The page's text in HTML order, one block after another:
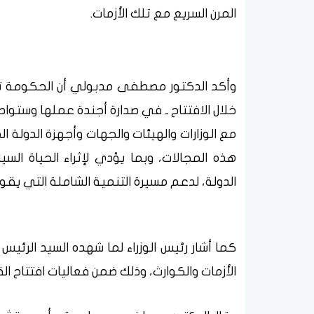
المرن السريع مع تلك الأزمات.
وأكد الدكتور مصطفى مدبولي أن الحكومة
خلال الافتتاح ـ في صدارة أجندة عملها
مع الوزارات والهيئات والجهات وأجهزة
هذه المجالات، وبما يؤدي لإثراء الحياة
الدولة، لدعم مسيرة التنمية الشاملة
كما أشار رئيس الوزراء لما شهده السيد
الأزمات والكوارث، وذلك ضمن فعاليات افتتاح